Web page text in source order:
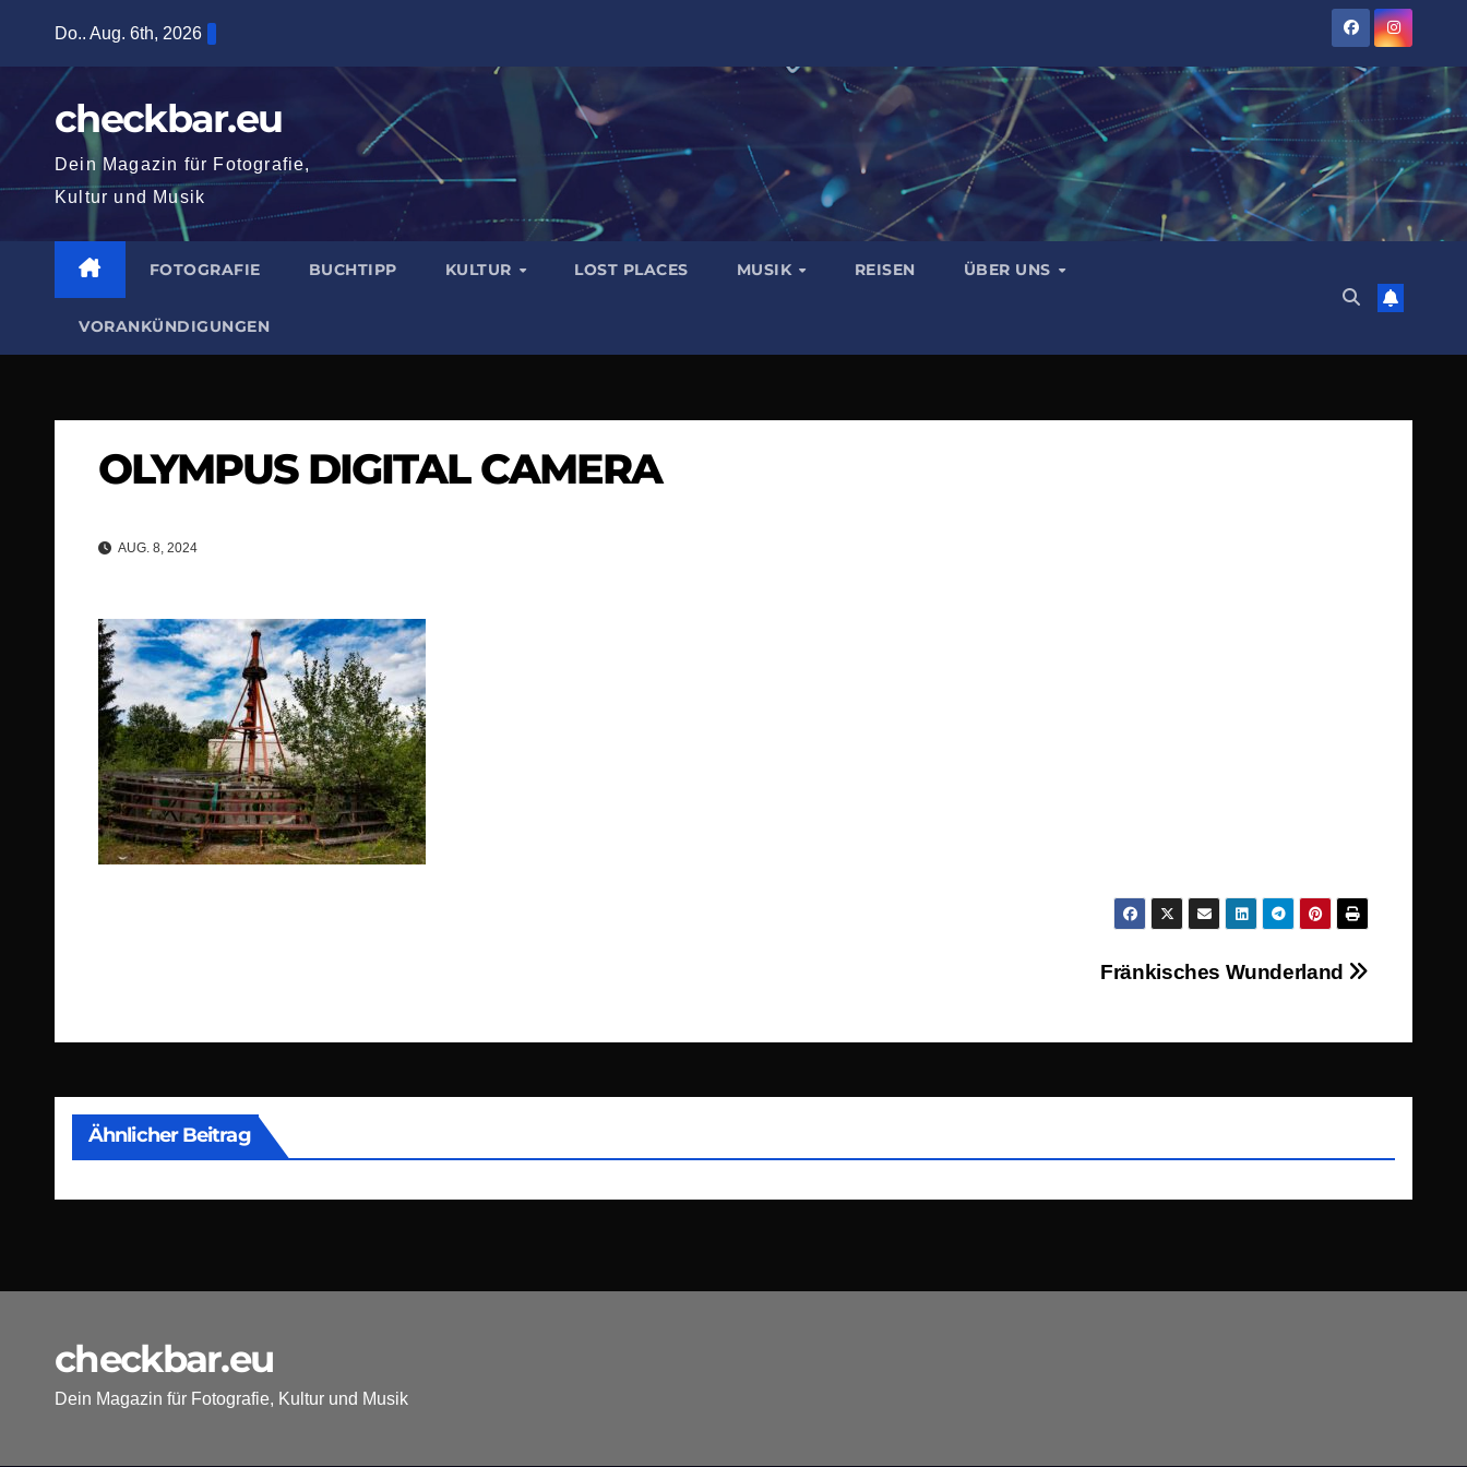
springen
Do.. Aug. 6th, 2026
checkbar.eu
Dein Magazin für Fotografie,
Kultur und Musik
FOTOGRAFIE BUCHTIPP KULTUR LOST PLACES MUSIK REISEN ÜBER UNS
VORANKÜNDIGUNGEN
OLYMPUS DIGITAL CAMERA
AUG. 8, 2024
Fränkisches Wunderland
Ähnlicher Beitrag
checkbar.eu
Dein Magazin für Fotografie, Kultur und Musik